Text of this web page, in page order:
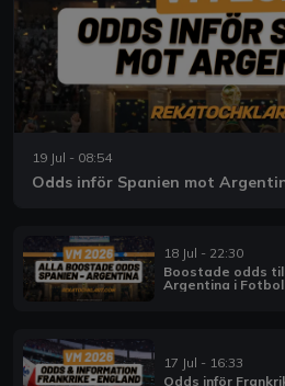
19 Jul - 08:54
Odds inför Spanien mot
18 Jul - 22:30
Boostade odds
Argentina i
17 Jul - 16:33
Odds inför